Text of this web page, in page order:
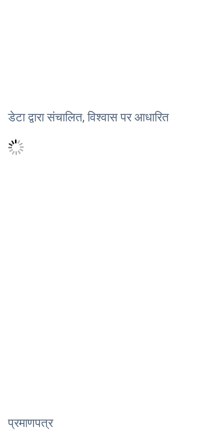
डेटा द्वारा संचालित, विश्वास पर आधारित
प्रमाणपत्र